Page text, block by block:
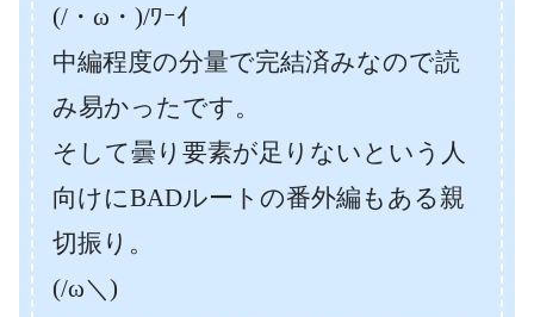
(/・ω・)/ﾜｰｲ
中編程度の分量で完結済みなので読
み易かったです。
そして曇り要素が足りないという人
向けにBADルートの番外編もある親
切振り。
(/ω＼)